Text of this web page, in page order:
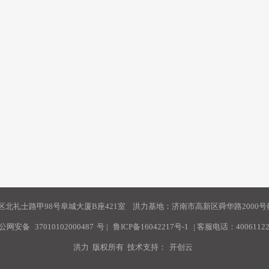
北礼士路甲98号阜城大厦B座421室 洪力基地：济南市高新区舜华路2000号
网安备 37010102000487 号 | 鲁ICP备16042217号-1 | 客服电话：
洪力 版权所有 技术支持： 开创云